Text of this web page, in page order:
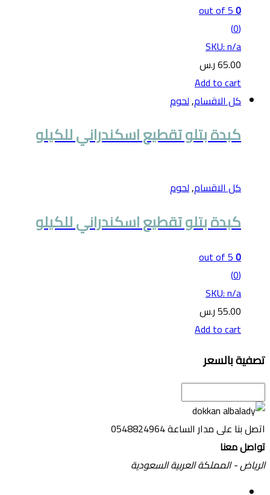
0
out of 5
(0)
SKU: n/a
65.00ر.س
Add to cart
كل الاقسام,لحوم
كبدة بتلو تقطيع اسكندراني للكيلو
كل الاقسام,لحوم
كبدة بتلو تقطيع اسكندراني للكيلو
0
out of 5
(0)
SKU: n/a
55.00ر.س
Add to cart
تصفية بالسعر
اتصل بنا على مدار الساعة0548824964
تواصل معنا
الرياض - المملكة العربية السعودية